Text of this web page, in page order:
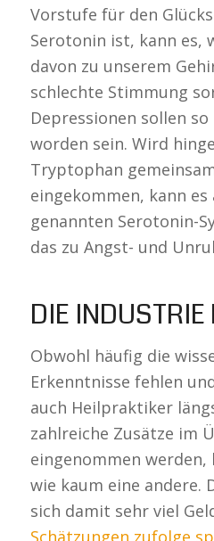
Vorstufe für den
Serotonin ist, kann es,
davon zu unserem
schlechte Stimmung
Depressionen sollen
worden sein. Wird
Tryptophan
eingekommen, kann es
genannten Serotonin-
das zu Angst- und
DIE
Obwohl häufig die
Erkenntnisse fehlen
auch Heilpraktiker
zahlreiche Zusätze im
eingenommen
wie kaum eine andere.
sich damit sehr viel
Schätzungen zufolge